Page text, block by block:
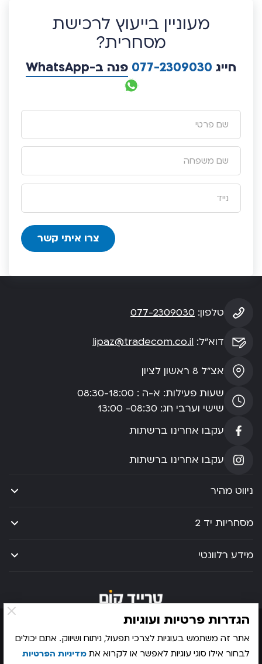
מעוניין בייעוץ לרכישת
מסחרית?
חייג 077-2309030 פנה ב-WhatsApp
טלפון: 077-2309030
דוא”ל: lipaz@tradecom.co.il
אצ”ל 8 ראשון לציון
שעות פעילות: א-ה : 08:30-18:00
שישי וערבי חג: 08:30- 13:00
עקבו אחרינו ברשתות
עקבו אחרינו ברשתות
ניווט מהיר
מסחריות יד 2
מידע רלוונטי
© 2026 כל הזכויות שמורות לטרייד קום
הגדרות פרטיות ועוגיות
אתר זה משתמש בעוגיות לצרכי תפעול, ניתוח ושיווק. אתם יכולים
לבחור אילו סוגי עוגיות לאפשר או לקרוא את מדיניות הפרטיות